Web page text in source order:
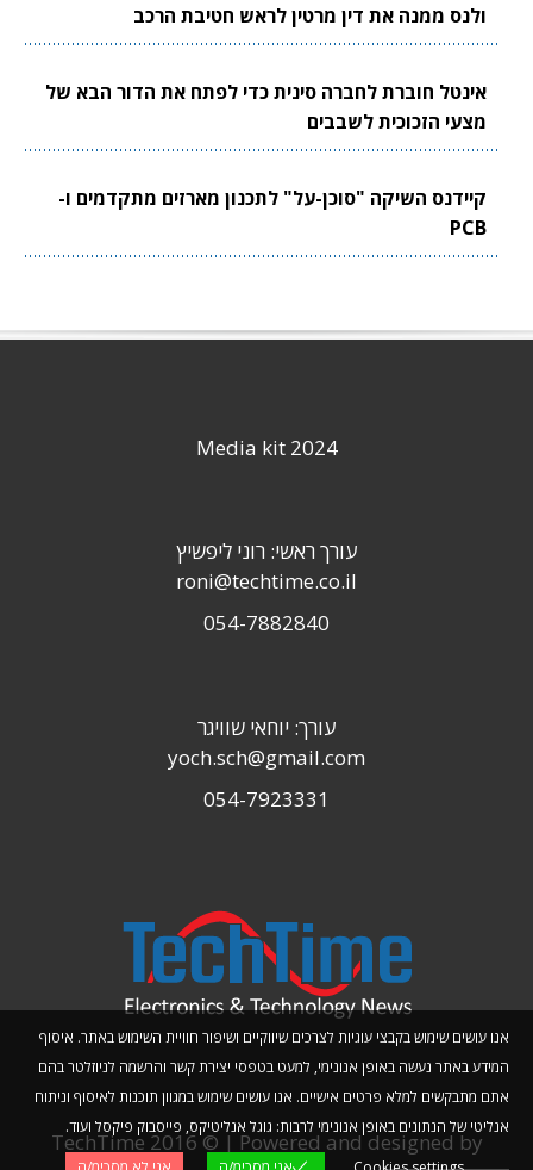
ולנס ממנה את דין מרטין לראש חטיבת הרכב
אינטל חוברת לחברה סינית כדי לפתח את הדור הבא של
מצעי הזכוכית לשבבים
קיידנס השיקה "סוכן-על" לתכנון מארזים מתקדמים ו-
PCB
אנו עושים שימוש בקבצי עוגיות לצרכים שיווקיים ושיפור חוויית השימוש באתר. איסוף
המידע באתר נעשה באופן אנונימי, למעט בטפסי יצירת קשר והרשמה לניוזלטר בהם
אתם מתבקשים למלא פרטים אישיים. אנו עושים שימוש במגוון תוכנות לאיסוף וניתוח
אנליטי של הנתונים באופן אנונימי לרבות: גוגל אנליטיקס, פייסבוק פיקסל ועוד.
Media kit 2024
עורך ראשי: רוני ליפשיץ
roni@techtime.co.il
054-7882840
עורך: יוחאי שוויגר
yoch.sch@gmail.com
054-7923331
TechTime 2016 © | Powered and designed by